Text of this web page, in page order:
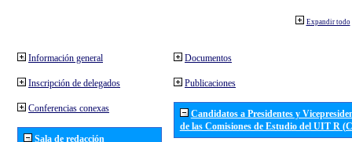
Expandir todo
Información general
Inscripción de delegados
Conferencias conexas
Sala de redacción
Documentos
Publicaciones
Candidatos a Presidentes y
de las Comisiones de Estudio del UIT R